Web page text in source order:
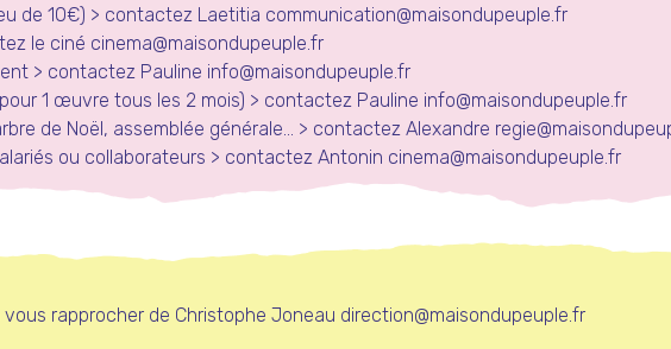
de 10€) > contactez Laetitia communication@maisondupeuple.fr
le ciné cinema@maisondupeuple.fr
> contactez Pauline info@maisondupeuple.fr
1 œuvre tous les 2 mois) > contactez Pauline info@maisondupeuple.fr
de Noël, assemblée générale… > contactez Alexandre
ou collaborateurs > contactez Antonin cinema@maisondupeuple.fr
vous rapprocher de Christophe Joneau direction@maisondupeuple.fr